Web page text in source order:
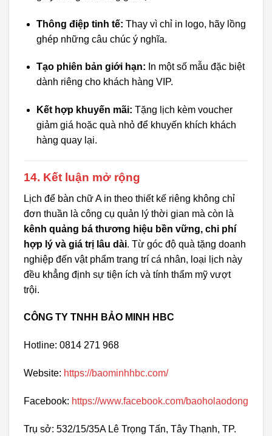
Thông điệp tinh tế: Thay vì chỉ in logo, hãy lồng
ghép những câu chúc ý nghĩa.
Tạo phiên bản giới hạn: In một số mẫu đặc biệt
dành riêng cho khách hàng VIP.
Kết hợp khuyến mãi: Tặng lịch kèm voucher
giảm giá hoặc quà nhỏ để khuyến khích khách
hàng quay lại.
14. Kết luận mở rộng
Lịch để bàn chữ A in theo thiết kế riêng không chỉ
đơn thuần là công cụ quản lý thời gian mà còn là
kênh quảng bá thương hiệu bền vững, chi phí
hợp lý và giá trị lâu dài. Từ góc độ quà tặng doanh
nghiệp đến vật phẩm trang trí cá nhân, loại lịch này
đều khẳng định sự tiện ích và tính thẩm mỹ vượt
trội.
CÔNG TY TNHH BẢO MINH HBC
Hotline: 0814 271 968
Website: https://baominhhbc.com/
Facebook: https://www.facebook.com/baoholaodong
Trụ sở: 532/15/35A Lê Trọng Tấn, Tây Thạnh, TP.